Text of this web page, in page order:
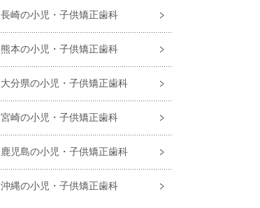
長崎の小児・子供矯正歯科
熊本の小児・子供矯正歯科
大分県の小児・子供矯正歯科
宮崎の小児・子供矯正歯科
鹿児島の小児・子供矯正歯科
沖縄の小児・子供矯正歯科